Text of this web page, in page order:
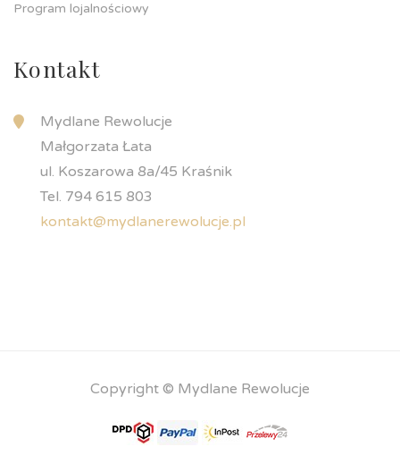
Program lojalnościowy
Kontakt
Mydlane Rewolucje
Małgorzata Łata
ul. Koszarowa 8a/45 Kraśnik
Tel. 794 615 803
kontakt@mydlanerewolucje.pl
Copyright © Mydlane Rewolucje